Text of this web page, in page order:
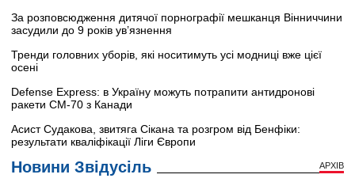
За розповсюдження дитячої порнографії мешканця Вінниччини
засудили до 9 років ув’язнення
Тренди головних уборів, які носитимуть усі модниці вже цієї
осені
Defense Express: в Україну можуть потрапити антидронові
ракети CM-70 з Канади
Асист Судакова, звитяга Сікана та розгром від Бенфіки:
результати кваліфікації Ліги Європи
Новини Звідусіль АРХІВ